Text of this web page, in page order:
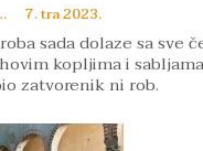
7. tra 2023.
sada dolaze sa sve
kopljima i
zatvorenik ni rob.